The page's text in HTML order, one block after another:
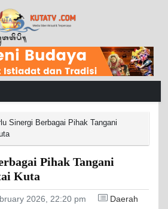
Sinergi Berbagai Pihak Tangani
Pihak Tangani
Kuta
2026, 22:20 pm Daerah